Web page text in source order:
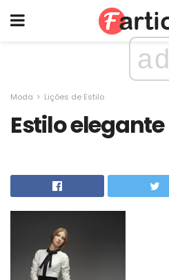
ad
Moda Lições de Estilo
Estilo elegante